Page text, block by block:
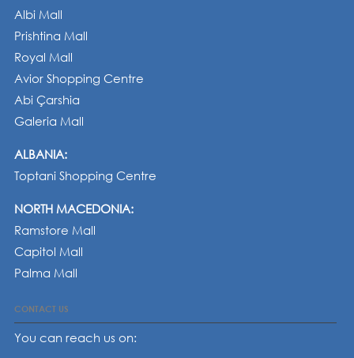
Albi Mall
Prishtina Mall
Royal Mall
Avior Shopping Centre
Abi Çarshia
Galeria Mall
ALBANIA:
Toptani Shopping Centre
NORTH MACEDONIA:
Ramstore Mall
Capitol Mall
Palma Mall
CONTACT US
You can reach us on: